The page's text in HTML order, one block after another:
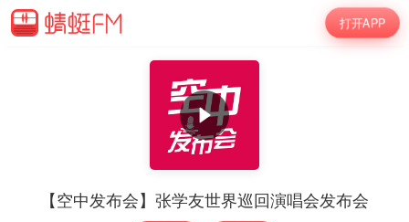
打开APP
【空中发布会】张学友世界巡回演唱会发布会